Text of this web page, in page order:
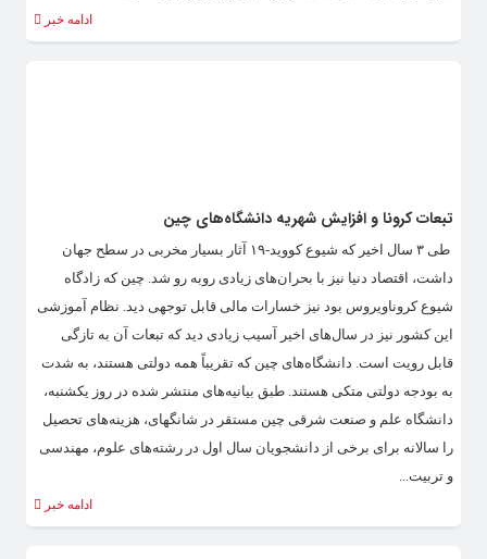
ادامه خبر
تبعات کرونا و افزایش شهریه دانشگاه‌های چین
طی ۳ سال اخیر که شیوع کووید-۱۹ آثار بسیار مخربی در سطح جهان
داشت، اقتصاد دنیا نیز با بحران‌های زیادی روبه رو شد. چین که زادگاه
شیوع کروناویروس بود نیز خسارات مالی قابل توجهی دید. نظام آموزشی
این کشور نیز در سال‌های اخیر آسیب زیادی دید که تبعات آن به تازگی
قابل رویت است. دانشگاه‌های چین که تقریباً همه دولتی هستند، به شدت
به بودجه دولتی متکی هستند. طبق بیانیه‌های منتشر شده در روز یکشنبه،
دانشگاه علم و صنعت شرقی چین مستقر در شانگهای، هزینه‌های تحصیل
را سالانه برای برخی از دانشجویان سال اول در رشته‌های علوم، مهندسی
و تربیت...
ادامه خبر